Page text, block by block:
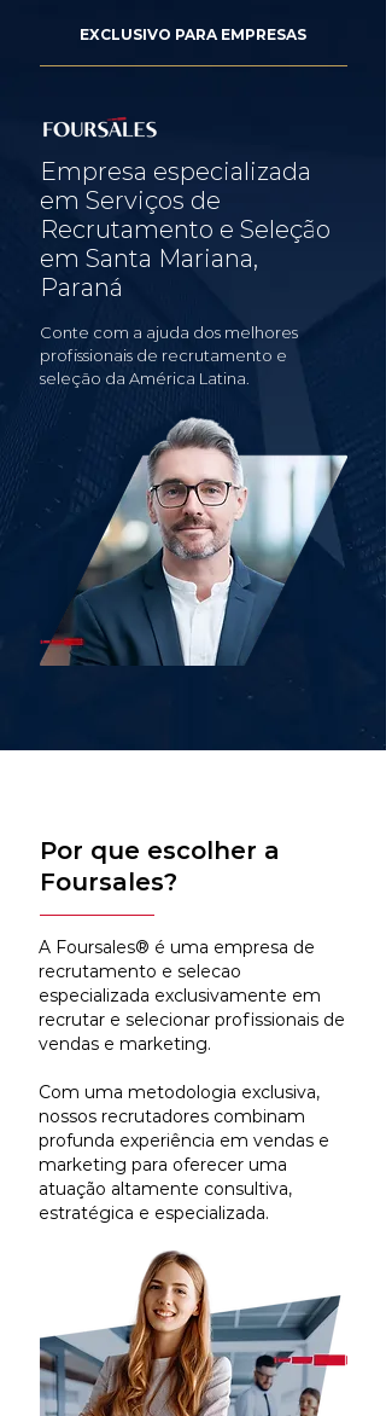
EXCLUSIVO PARA EMPRESAS
Empresa especializada
em Serviços de
Recrutamento e Seleção
em Santa Mariana,
Paraná
Conte com a ajuda dos melhores
profissionais de recrutamento e
seleção da América Latina.
Por que escolher a
Foursales?
A Foursales® é uma empresa de
recrutamento e selecao
especializada exclusivamente em
recrutar e selecionar profissionais de
vendas e marketing.
Com uma metodologia exclusiva,
nossos recrutadores combinam
profunda experiência em vendas e
marketing para oferecer uma
atuação altamente consultiva,
estratégica e especializada.